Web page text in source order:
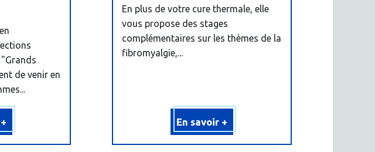
de venir en
En plus de votre cure thermale, elle
vous propose des stages
complémentaires sur les thèmes de la
fibromyalgie,...
En savoir +